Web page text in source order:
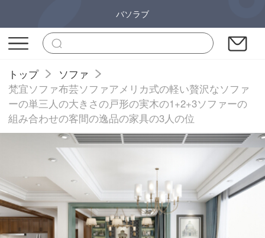
バソラブ
トップ
ソファ
梵宜ソファ布芸ソファアメリカ式の軽い贅沢なソファ
ーの単三人の大きさの戸形の実木の1+2+3ソファーの
組み合わせの客間の逸品の家具の3人の位